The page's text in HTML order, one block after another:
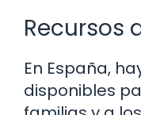
Recursos
En España,
disponibles